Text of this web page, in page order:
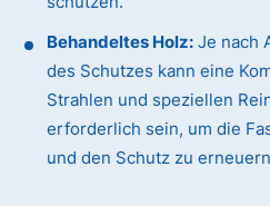
Behandeltes Holz: Je nach
des Schutzes kann eine
Strahlen und speziellen
erforderlich sein, um die
und den Schutz zu